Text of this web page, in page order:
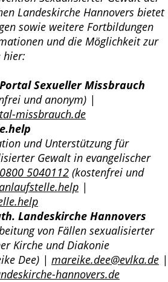
Landeskirche Hannovers bietet
sowie weitere Fortbildungen
und die Möglichkeit zur
hier:
Sexueller Missbrauch
und anonym) |
missbrauch.de
und Unterstützung für
Gewalt in evangelischer
0800 5040112 (kostenfrei und
|
Landeskirche Hannovers
von Fällen sexualisierter
Kirche und Diakonie
Dee) | mareike.dee@evlka.de |
hannovers.de